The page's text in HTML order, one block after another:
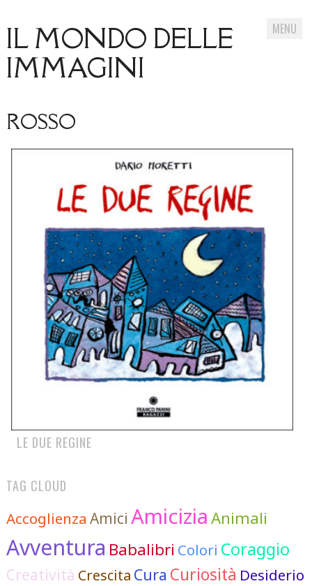
IL MONDO DELLE
IMMAGINI
MENU
to
content
ROSSO
LE DUE REGINE
TAG CLOUD
Accoglienza Amici Amicizia Animali
Avventura Babalibri Colori Coraggio
Creatività Crescita Cura Curiosità Desiderio